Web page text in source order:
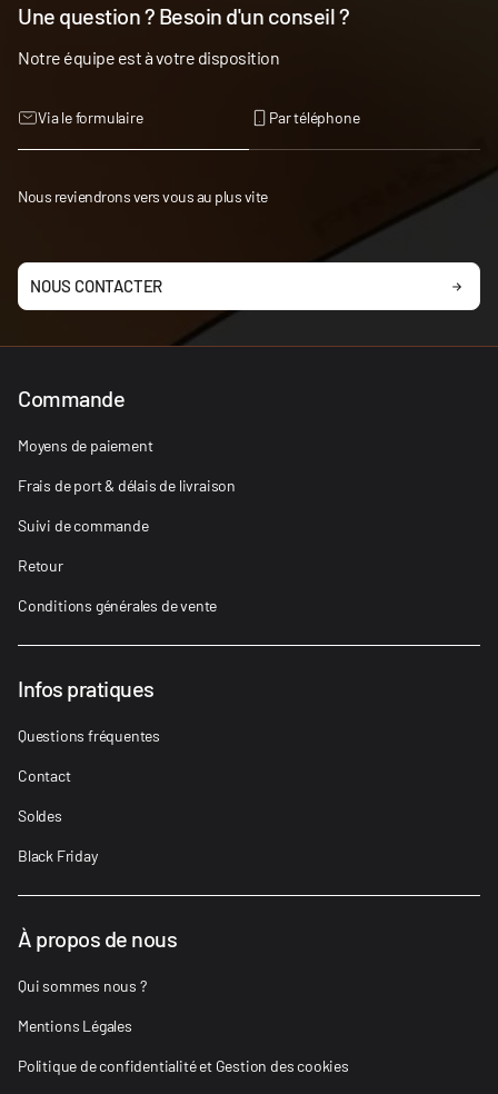
Une question ? Besoin d'un conseil ?
Notre équipe est à votre disposition
Via le formulaire Par téléphone
Nous reviendrons vers vous au plus vite
NOUS CONTACTER
Commande
Moyens de paiement
Frais de port & délais de livraison
Suivi de commande
Retour
Conditions générales de vente
Infos pratiques
Questions fréquentes
Contact
Soldes
Black Friday
À propos de nous
Qui sommes nous ?
Mentions Légales
Politique de confidentialité et Gestion des cookies